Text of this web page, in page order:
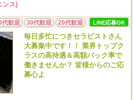
ンス)
代歓迎 30代歓迎 20代歓迎 LINE応募OK
毎日多忙につきセラピストさん
大募集中です！！ 業界トップク
ラスの高待遇＆高額バック率で
働きませんか？ 皆様からのご応
募心よ